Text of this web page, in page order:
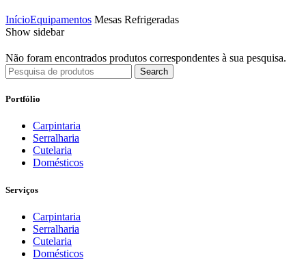
InícioEquipamentos Mesas Refrigeradas
Show sidebar
Não foram encontrados produtos correspondentes à sua pesquisa.
Search
for:
Search
Portfólio
Carpintaria
Serralharia
Cutelaria
Domésticos
Serviços
Carpintaria
Serralharia
Cutelaria
Domésticos